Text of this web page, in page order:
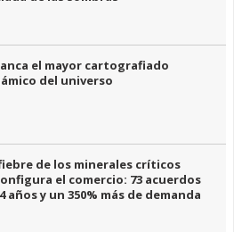
el mayor cartografiado
del universo
de los minerales críticos
el comercio: 73 acuerdos
años y un 350% más de demanda